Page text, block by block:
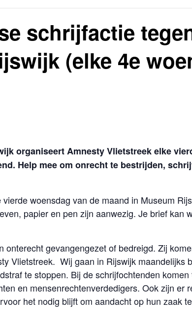
schrijfactie
(elke 4e
organiseert Amnesty Vlietstreek elke
Help mee om onrecht te bestrijden,
woensdag van de maand in Museum
papier en pen zijn aanwezig. Je brief kan
onterecht gevangengezet of bedreigd. Zij
Vlietstreek. Wij gaan in Rijswijk maandelijks
te stoppen. Bij de schrijfochtenden
en mensenrechtenverdedigers. Ook zijn er
het nodig blijft om aandacht op hun zaak